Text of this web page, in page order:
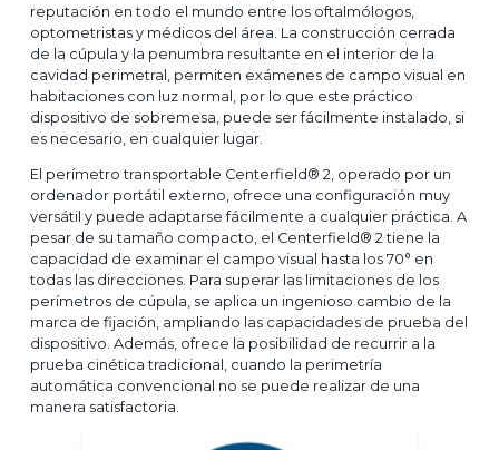
reputación en todo el mundo entre los oftalmólogos,
optometristas y médicos del área. La construcción cerrada
de la cúpula y la penumbra resultante en el interior de la
cavidad perimetral, permiten exámenes de campo visual en
habitaciones con luz normal, por lo que este práctico
dispositivo de sobremesa, puede ser fácilmente instalado, si
es necesario, en cualquier lugar.
El perímetro transportable Centerfield® 2, operado por un
ordenador portátil externo, ofrece una configuración muy
versátil y puede adaptarse fácilmente a cualquier práctica. A
pesar de su tamaño compacto, el Centerfield® 2 tiene la
capacidad de examinar el campo visual hasta los 70° en
todas las direcciones. Para superar las limitaciones de los
perímetros de cúpula, se aplica un ingenioso cambio de la
marca de fijación, ampliando las capacidades de prueba del
dispositivo. Además, ofrece la posibilidad de recurrir a la
prueba cinética tradicional, cuando la perimetría
automática convencional no se puede realizar de una
manera satisfactoria.